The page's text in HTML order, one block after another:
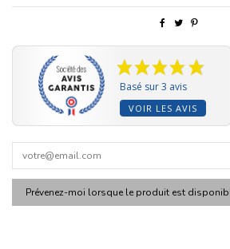
Basé sur 3 avis
VOIR LES AVIS